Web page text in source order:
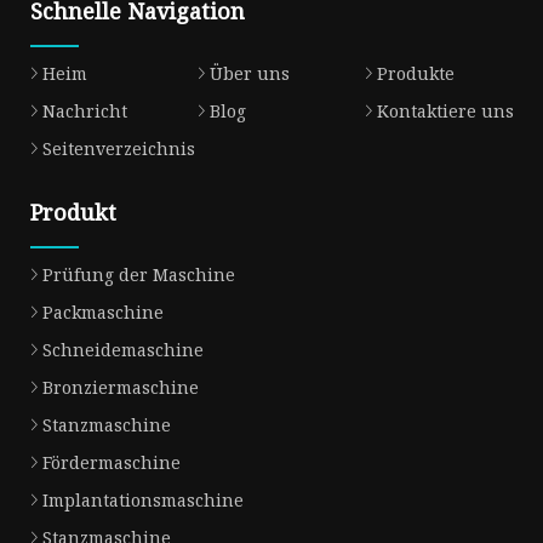
Schnelle Navigation
Heim Über uns
Produkte
Nachricht
Blog
Kontaktiere uns
Seitenverzeichnis
Produkt
Prüfung der Maschine
Packmaschine
Schneidemaschine
Bronziermaschine
Stanzmaschine
Fördermaschine
Implantationsmaschine
Stanzmaschine